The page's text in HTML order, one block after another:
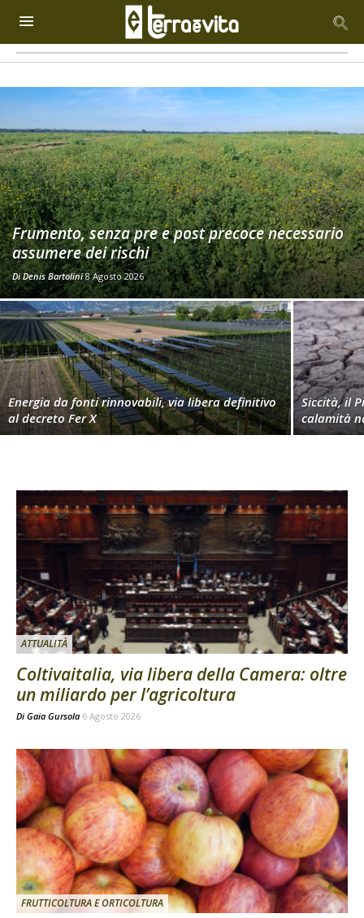
Frumento, senza pre e post precoce necessario
assumere dei rischi
DiDenis Bartolini 8 Agosto 2026
Energia da fonti rinnovabili, via libera definitivo
al decreto Fer X
Siccità, il
calamità
ATTUALITÀ
Coltivaitalia, via libera della Camera: oltre
un miliardo per l’agricoltura
Di Gaia Gursola 6 Agosto 2026
FRUTTICOLTURA E ORTICOLTURA